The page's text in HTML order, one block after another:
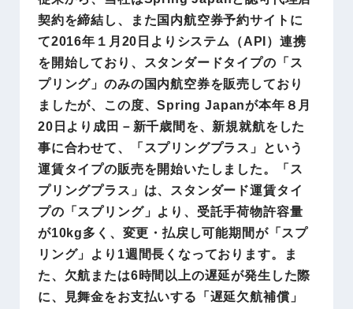
契約を締結し、また国内航空券予約サイトに
て2016年１月20日よりシステム（API）連携
を開始しており、スタンダードタイプの「ス
プリング」のみの国内航空券を販売しており
ましたが、この度、Spring Japanが本年８月
20日より成田－新千歳間を、新規就航をした
事に合わせて、「スプリングプラス」という
運賃タイプの販売を開始いたしました。「ス
プリングプラス」は、スタンダード運賃タイ
プの「スプリング」より、受託手荷物許容量
が10kg多く、変更・払戻し可能期間が「スプ
リング」より1週間長くなっております。ま
た、欠航または6時間以上の遅延が発生した際
に、見舞金をお支払いする「遅延欠航補償」